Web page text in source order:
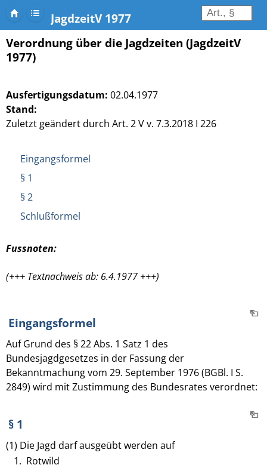
JagdzeitV 1977
Verordnung über die Jagdzeiten (JagdzeitV
1977)
Ausfertigungsdatum: 02.04.1977
Stand:
Zuletzt geändert durch Art. 2 V v. 7.3.2018 I 226
Eingangsformel
§ 1
§ 2
Schlußformel
Fussnoten:
(+++ Textnachweis ab: 6.4.1977 +++)
Eingangsformel
Auf Grund des § 22 Abs. 1 Satz 1 des
Bundesjagdgesetzes in der Fassung der
Bekanntmachung vom 29. September 1976 (BGBl. I S.
2849) wird mit Zustimmung des Bundesrates verordnet:
§ 1
(1) Die Jagd darf ausgeübt werden auf
1. Rotwild